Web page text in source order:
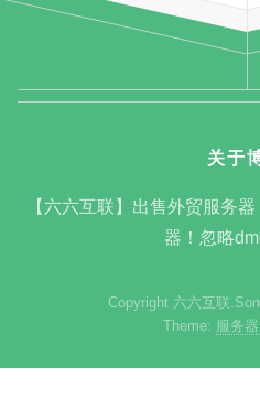
关于
【六六互联】出售外贸服务
器！忽略
Copyright 六六互联
Theme: 服务器